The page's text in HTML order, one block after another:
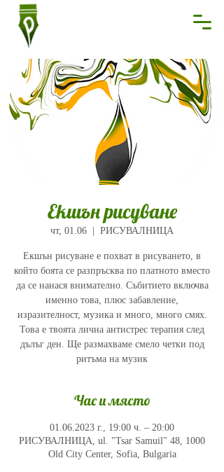
Екшън рисуване
чт, 01.06 РИСУВАЛНИЦА
Екшън рисуване е похват в рисуването, в
който боята се разпръсква по платното вместо
да се нанася внимателно. Събитието включва
именно това, плюс забавление,
изразителност, музика и много, много смях.
Това е твоята лична антистрес терапия след
дълъг ден. Ще размахваме смело четки под
ритъма на музик
Час и място
01.06.2023 г., 19:00 ч. – 20:00
РИСУВАЛНИЦА, ul. "Tsar Samuil" 48, 1000
Old City Center, Sofia, Bulgaria